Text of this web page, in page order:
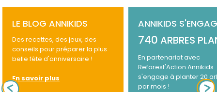
LE BLOG ANNIKIDS
Des recettes, des jeux, des
conseils pour préparer la plus
belle fête d'anniversaire !
En savoir plus
ANNIKIDS
740 ARBRES
En partenariat avec
Reforest'Action Annikids
s'engage à planter 20
par mois !